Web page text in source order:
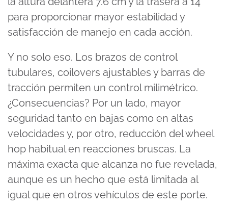
para proporcionar mayor estabilidad y
satisfacción de manejo en cada acción.
Y no solo eso. Los brazos de control
tubulares, coilovers ajustables y barras de
tracción permiten un control milimétrico.
¿Consecuencias? Por un lado, mayor
seguridad tanto en bajas como en altas
velocidades y, por otro, reducción del wheel
hop habitual en reacciones bruscas. La
máxima exacta que alcanza no fue revelada,
aunque es un hecho que está limitada al
igual que en otros vehículos de este porte.